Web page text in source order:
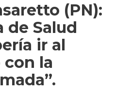
(PN):
de Salud
ir al
con la